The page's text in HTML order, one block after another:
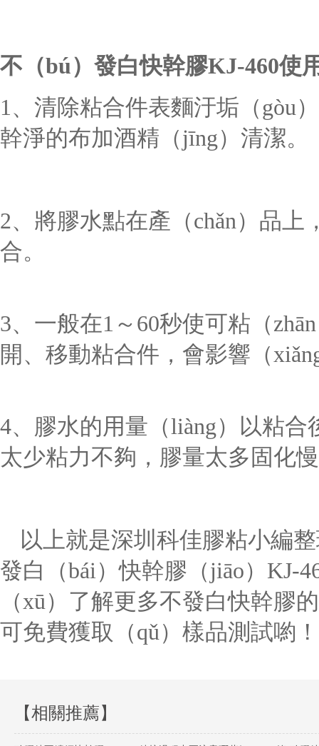
不（bú）發白快幹膠KJ-460使
1、 清除粘合件表麵汙垢（gòu
幹淨的布加酒精（jīng）清潔。
2、 將膠水點在產（chǎn）品上
合。
3、一般在1～60秒使可粘（
開、移動粘合件，會影響（
4、膠水的用量（liàng）以粘
太少粘力不夠，膠量太多固化
以上就是深圳科佳膠粘小編
發白（bái）快幹膠（jiāo）KJ-
（xū）了解更多不發白快幹膠
可免費獲取（qǔ）樣品測試喲！
【相關推薦】